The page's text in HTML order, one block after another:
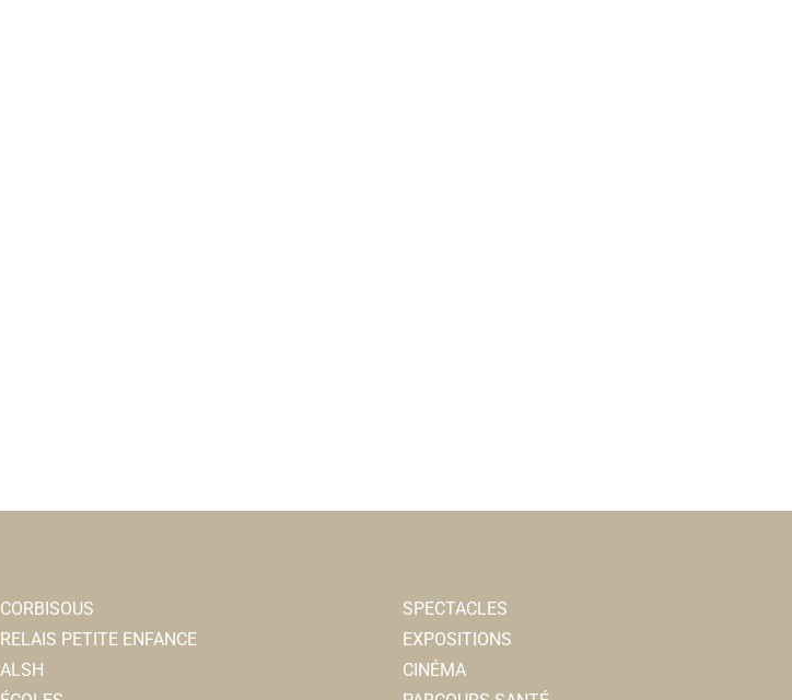
CORBISOUS
RELAIS PETITE ENFANCE
ALSH
SPECTACLES
EXPOSITIONS
CINÉMA